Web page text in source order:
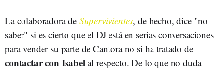
La colaboradora de Supervivientes, de hecho, dice "no
saber" si es cierto que el DJ está en serias conversaciones
para vender su parte de Cantora no si ha tratado de
contactar con Isabel al respecto. De lo que no duda